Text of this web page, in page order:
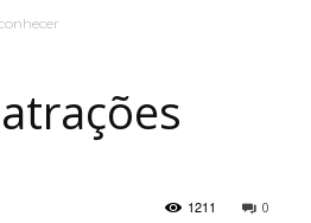
0
1211